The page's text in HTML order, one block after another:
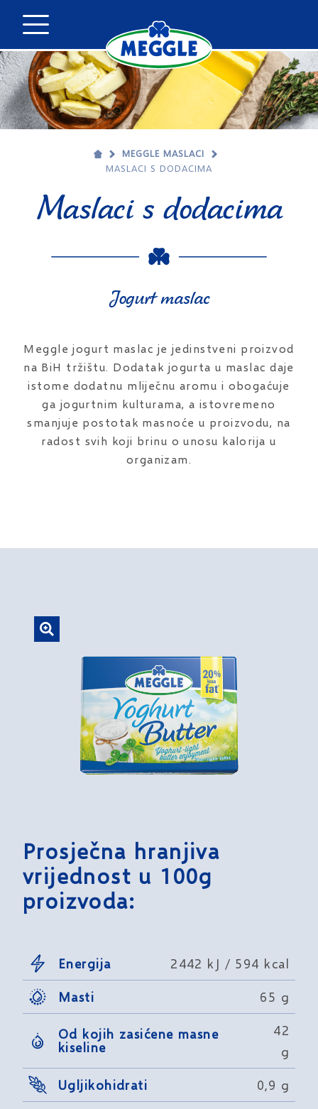
MEGGLE MASLACI
MASLACI S DODACIMA
Maslaci s dodacima
Jogurt maslac
Meggle jogurt maslac je jedinstveni proizvod
na BiH tržištu. Dodatak jogurta u maslac daje
istome dodatnu mliječnu aromu i obogaćuje
ga jogurtnim kulturama, a istovremeno
smanjuje postotak masnoće u proizvodu, na
radost svih koji brinu o unosu kalorija u
organizam.
Prosječna hranjiva
vrijednost u 100g
proizvoda:
Energija 2442 kJ / 594 kcal
Masti 65 g
Od kojih zasićene masne
kiseline
42
g
Ugljikohidrati 0,9 g